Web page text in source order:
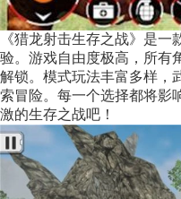
《猎龙射击生存之战》是
验。游戏自由度极高，所有
解锁。模式玩法丰富多样，
索冒险。每一个选择都将影
激的生存之战吧！